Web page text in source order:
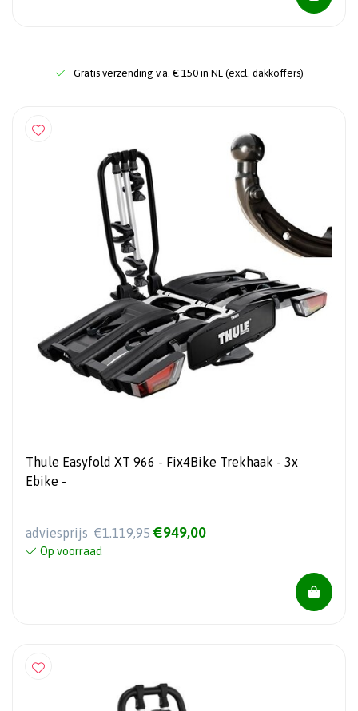
Gratis verzending v.a. € 150 in NL (excl. dakkoffers)
Thule Easyfold XT 966 - Fix4Bike Trekhaak - 3x
Ebike -
adviesprijs €1.119,95 €949,00
Op voorraad